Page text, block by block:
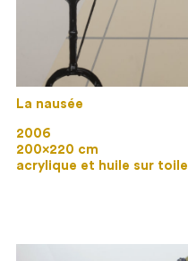
La nausée
2006
200×220 cm
acrylique et huile sur toile